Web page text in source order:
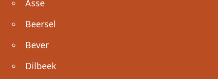
Asse
Beersel
Bever
Dilbeek